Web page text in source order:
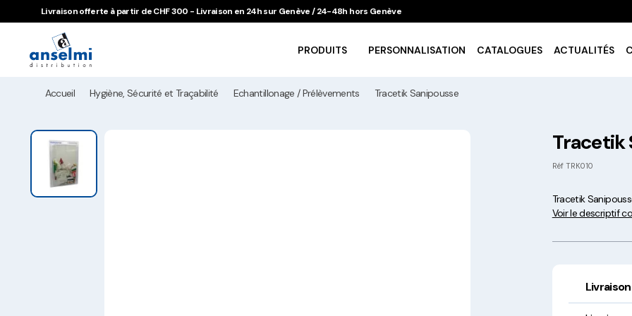
Aller au contenu
Aller à la navigation principale
Livraison offerte à partir de CHF 300 - Livraison en 24h sur Genève / 24-48h hors Genève
PRODUITS PERSONNALISATION CATALOGUES ACTUALITÉS
Accueil Hygiène, Sécurité et Traçabilité Echantillonage / Prélèvements Tracetik Sanipousse
Tracetik
Réf TRK010
Tracetik
Voir le descriptif